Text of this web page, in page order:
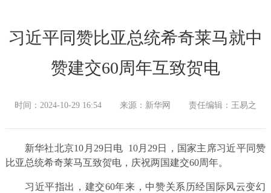
习近平同赞比亚总统希奇莱马就中
赞建交60周年互致贺电
时间：2024-10-29 16:54 来源：新华网 责任编辑：王易之
新华社北京10月29日电 10月29日，国家主席习近平同赞
比亚总统希奇莱马互致贺电，庆祝两国建交60周年。
习近平指出，建交60年来，中赞关系历经国际风云变幻